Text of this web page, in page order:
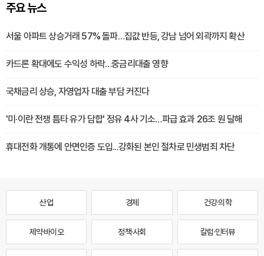
주요 뉴스
서울 아파트 상승거래 57% 돌파…집값 반등, 강남 넘어 외곽까지 확산
카드론 확대에도 수익성 하락…중금리대출 영향
국채금리 상승, 자영업자 대출 부담 커진다
'미·이란 전쟁 틈타 유가 담합' 정유 4사 기소…파급 효과 26조 원 달해
휴대전화 개통에 안면인증 도입...강화된 본인 절차로 민생범죄 차단
산업 경제 건강·의학
제약·바이오 정책·사회 칼럼·인터뷰